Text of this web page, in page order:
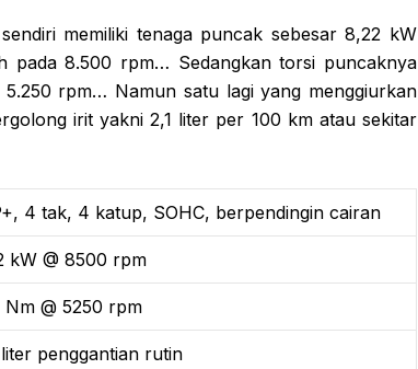
memiliki tenaga puncak sebesar 8,22 kW
pada 8.500 rpm… Sedangkan torsi puncaknya
rpm… Namun satu lagi yang menggiurkan
irit yakni 2,1 liter per 100 km atau sekitar
4 tak, 4 katup, SOHC, berpendingin cairan
kW @ 8500 rpm
Nm @ 5250 rpm
penggantian rutin